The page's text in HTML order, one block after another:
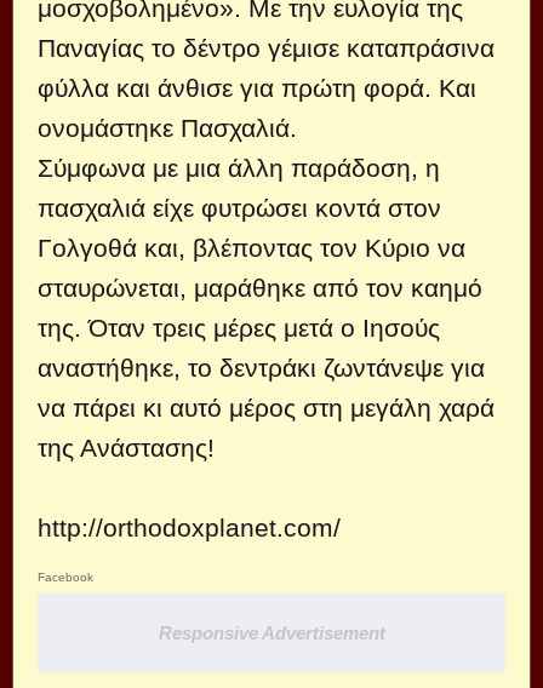
μοσχοβολημένο». Με την ευλογία της
Παναγίας το δέντρο γέμισε καταπράσινα
φύλλα και άνθισε για πρώτη φορά. Και
ονομάστηκε Πασχαλιά.
Σύμφωνα με μια άλλη παράδοση, η
πασχαλιά είχε φυτρώσει κοντά στον
Γολγοθά και, βλέποντας τον Κύριο να
σταυρώνεται, μαράθηκε από τον καημό
της. Όταν τρεις μέρες μετά ο Ιησούς
αναστήθηκε, το δεντράκι ζωντάνεψε για
να πάρει κι αυτό μέρος στη μεγάλη χαρά
της Ανάστασης!
http://orthodoxplanet.com/
Facebook
Responsive Advertisement